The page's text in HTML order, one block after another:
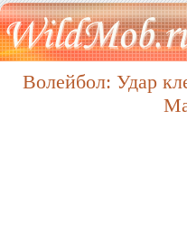
Волейбол: Удар